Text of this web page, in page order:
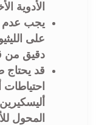
الأدوية
يجب عدم
على
دقيق من
قد يحتاج
المحول